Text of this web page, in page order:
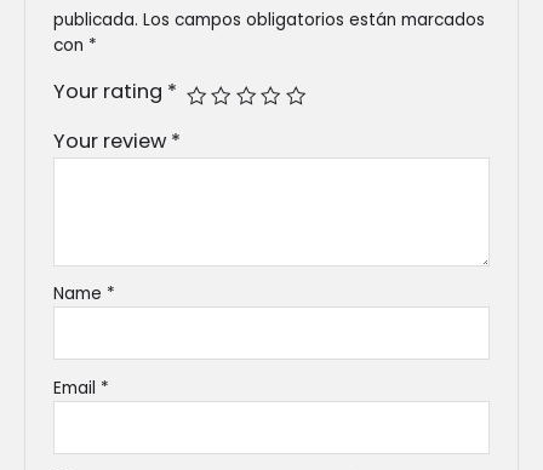
publicada. Los campos obligatorios están marcados
con *
Your rating *
Your review *
Name *
Email *